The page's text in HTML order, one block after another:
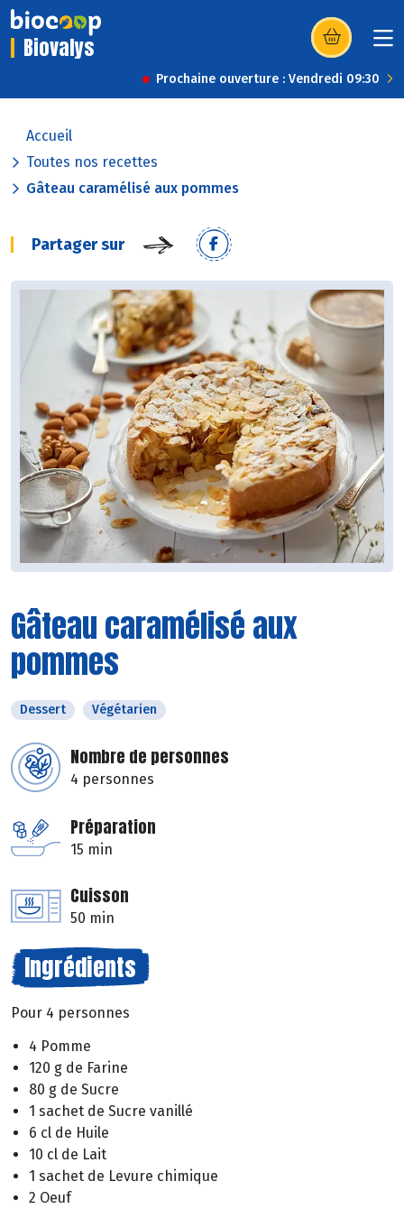
Biovalys (s’ouvre dans
Prochaine ouverture : Vendredi 09:30
Accueil
Toutes nos recettes
Gâteau caramélisé aux pommes
Partager sur
Gâteau caramélisé aux
pommes
Dessert Végétarien
Nombre de personnes
4 personnes
Préparation
15 min
Cuisson
50 min
Ingrédients
Pour 4 personnes
4 Pomme
120 g de Farine
80 g de Sucre
1 sachet de Sucre vanillé
6 cl de Huile
10 cl de Lait
1 sachet de Levure chimique
2 Oeuf